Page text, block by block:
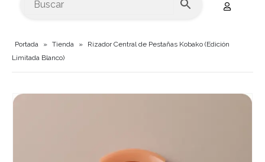
Portada » Tienda »
Rizador Central de Pestañas Kobako (Edición
Limitada Blanco)